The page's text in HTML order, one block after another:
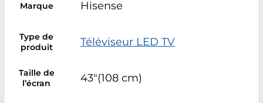
Marque Hisense
Type de
produit
Téléviseur LED TV
Taille de
l’écran
43"(108 cm)